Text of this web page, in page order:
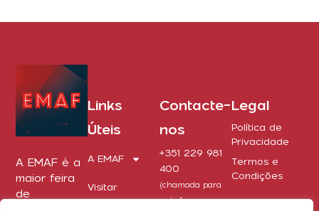
A EMAF é a
maior feira
de
Links
Úteis
A EMAF
Visitar
Contacte-
nos
+351 229 981
400
(chamada para
rede fixa
Legal
Política de
Privacidade
Termos e
Condições